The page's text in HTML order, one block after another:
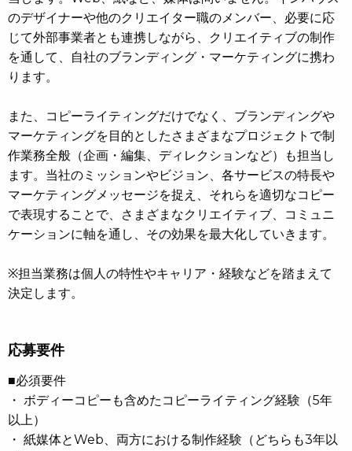
のデザイナーや他のクリエイター職のメンバー、必要に応
じて外部事業者とも連携しながら、クリエイティブの制作
を通して、自社のブランディング・マーケティングに携わ
ります。
また、コピーライティングだけでなく、ブランディングや
マーケティングを目的としたさまざまなプロジェクトで制
作業務全般（企画・編集、ディレクションなど）も担当し
ます。当社のミッションやビジョン、各サービスの特長や
マーケティングメッセージを捉え、それらを適切なコピー
で表現することで、さまざまなクリエイティブ、コミュニ
ケーションに軸を通し、その効果を最大化していきます。
※担当業務は個人の特性やキャリア・経験などを踏まえて
決定します。
応募要件
■必須要件
・ ボディーコピーも含めたコピーライティング経験（5年
以上）
・ 紙媒体とWeb、両方における制作経験（どちらも3年以